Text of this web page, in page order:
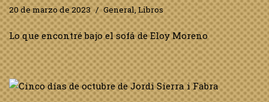
20 de marzo de 2023 General,Libros
Lo que encontré bajo el sofá de Eloy Moreno